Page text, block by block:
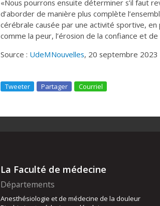
«Nous pourrons ensuite déterminer s’il faut
d’aborder de manière plus complète
cérébrale causée par une activité sportive,
comme la peur, l’érosion de la confiance et
Source : UdeMNouvelles, 20 septembre 2023
Tweeter Partager Courriel
La Faculté de médecine
Départements
Anesthésiologie et de médecine de la douleur